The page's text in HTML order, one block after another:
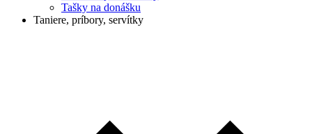
Tašky na donášku
Taniere, príbory, servítky